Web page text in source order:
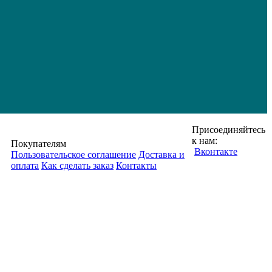
Покупателям
Пользовательское соглашение Доставка и
оплата Как сделать заказ Контакты
Присоединяйтесь
к нам:
Вконтакте